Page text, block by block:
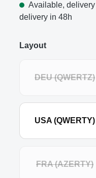
Available,
delivery in 48h
Layout
DEU (QWERTZ)
USA (QWERTY)
FRA (AZERTY)